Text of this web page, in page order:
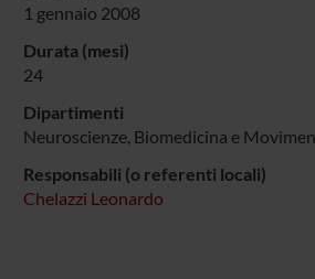
1 gennaio 2008
Durata (mesi)
24
Dipartimenti
Neuroscienze, Biomedicina e
Responsabili (o referenti locali)
Chelazzi Leonardo